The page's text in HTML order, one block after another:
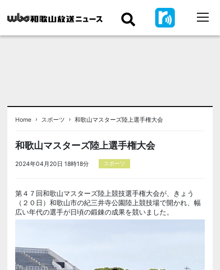
Home › スポーツ › 和歌山マスターズ陸上選手権大会
和歌山マスターズ陸上選手権大会
2024年04月20日 18時18分 スポーツ
第４７回和歌山マスターズ陸上競技選手権大会が、きょう
（２０日）和歌山市の紀三井寺公園陸上競技場で開かれ、幅
広い年代の選手が日頃の鍛錬の成果を競いました。